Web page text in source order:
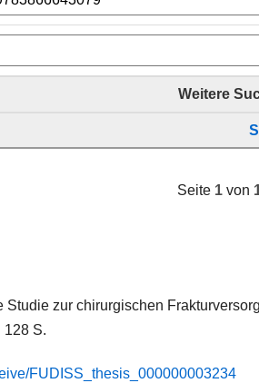
Weitere
Seite 1von
zur chirurgischen
128 S.
​FUDISS_​thesis_​000000003234​